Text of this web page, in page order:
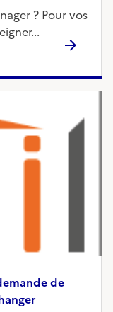
? Pour vos
de